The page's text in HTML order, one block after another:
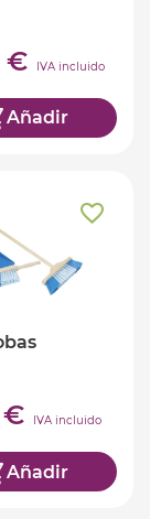
€ IVA incluido
Añadir
€ IVA incluido
Añadir